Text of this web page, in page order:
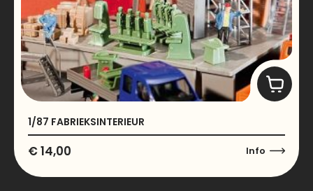
1/87 FABRIEKSINTERIEUR
€14,00 Info